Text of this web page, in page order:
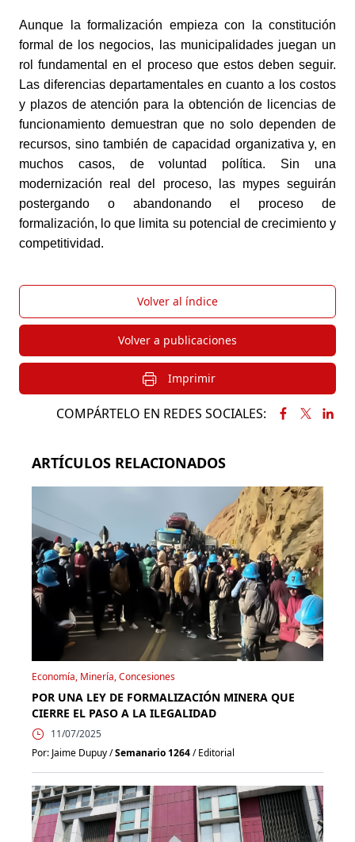
Aunque la formalización empieza con la constitución
formal de los negocios, las municipalidades juegan un
rol fundamental en el proceso que estos deben seguir.
Las diferencias departamentales en cuanto a los costos
y plazos de atención para la obtención de licencias de
funcionamiento demuestran que no solo dependen de
recursos, sino también de capacidad organizativa y, en
muchos casos, de voluntad política. Sin una
modernización real del proceso, las mypes seguirán
postergando o abandonando el proceso de
formalización, lo que limita su potencial de crecimiento y
competitividad.
Volver al índice
Volver a publicaciones
Imprimir
COMPÁRTELO EN REDES SOCIALES:
ARTÍCULOS RELACIONADOS
Economía, Minería, Concesiones
POR UNA LEY DE FORMALIZACIÓN MINERA QUE
CIERRE EL PASO A LA ILEGALIDAD
11/07/2025
Por: Jaime Dupuy /Semanario 1264/ Editorial